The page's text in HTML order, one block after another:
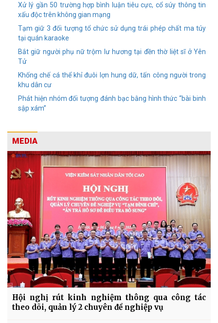
Xử lý gần 50 trường hợp bình luận tiêu cực, cổ súy thông tin
xấu độc trên không gian mạng
Tạm giữ 3 đối tượng tổ chức sử dụng trái phép chất ma túy
tại quán karaoke
Bắt giữ người phụ nữ trộm lư hương tại đền thờ liệt sĩ ở Yên
Tử
Khống chế cá thể khỉ đuôi lợn hung dữ, tấn công người trong
khu dân cư
Phát hiện nhóm đối tượng đánh bạc bằng hình thức “bài binh
sập xám”
MEDIA
Hội nghị rút kinh nghiệm thông qua công tác
theo dõi, quản lý 2 chuyên đề nghiệp vụ